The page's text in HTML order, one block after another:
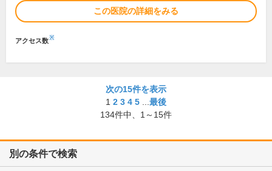
この医院の詳細をみる
アクセス数※
次の15件を表示
1 2 3 4 5
最後
134件中、 1～15件
別の条件で検索